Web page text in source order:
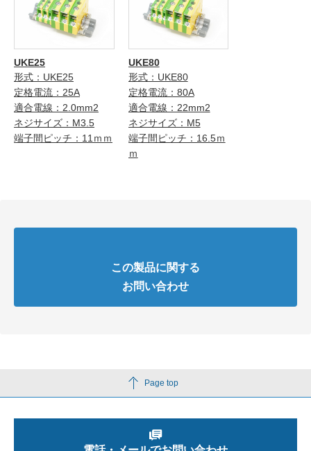
UKE25
形式：UKE25
定格電流：25A
適合電線：2.0mm2
ネジサイズ：M3.5
端子間ピッチ：11ｍｍ
UKE80
形式：UKE80
定格電流：80A
適合電線：22mm2
ネジサイズ：M5
端子間ピッチ：16.5ｍ
ｍ
この製品に関する
お問い合わせ
Page top